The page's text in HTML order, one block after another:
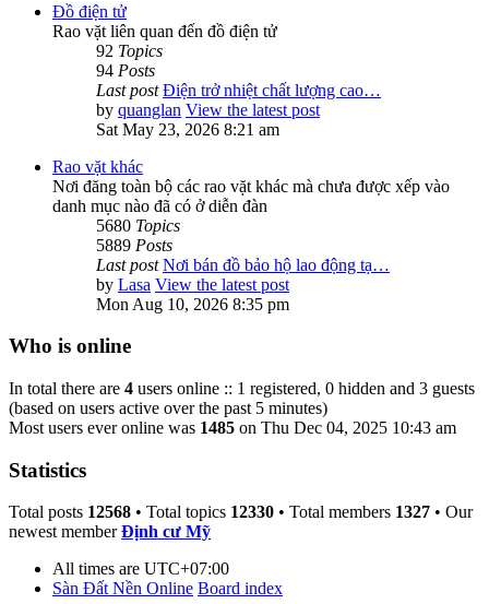
Đồ điện tử
Rao vặt liên quan đến đồ điện tử
92 Topics
94 Posts
Last post Điện trở nhiệt chất lượng cao…
by quanglan View the latest post
Sat May 23, 2026 8:21 am
Rao vặt khác
Nơi đăng toàn bộ các rao vặt khác mà chưa được xếp vào
danh mục nào đã có ở diễn đàn
5680 Topics
5889 Posts
Last post Nơi bán đồ bảo hộ lao động tạ…
by Lasa View the latest post
Mon Aug 10, 2026 8:35 pm
Who is online
In total there are 4 users online :: 1 registered, 0 hidden and 3 guests
(based on users active over the past 5 minutes)
Most users ever online was 1485 on Thu Dec 04, 2025 10:43 am
Statistics
Total posts 12568 • Total topics 12330 • Total members 1327 • Our
newest memberĐịnh cư Mỹ
All times are UTC+07:00
Sàn Đất Nền Online Board index